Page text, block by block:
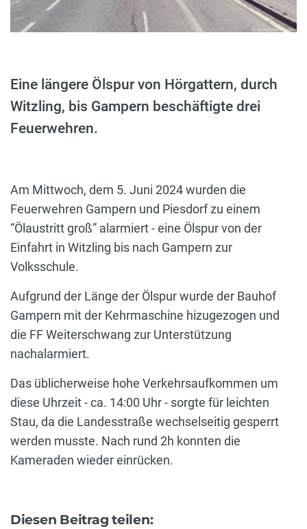
Eine längere Ölspur von Hörgattern, durch
Witzling, bis Gampern beschäftigte drei
Feuerwehren.
Am Mittwoch, dem 5. Juni 2024 wurden die
Feuerwehren Gampern und Piesdorf zu einem
“Ölaustritt groß” alarmiert - eine Ölspur von der
Einfahrt in Witzling bis nach Gampern zur
Volksschule.
Aufgrund der Länge der Ölspur wurde der Bauhof
Gampern mit der Kehrmaschine hizugezogen und
die FF Weiterschwang zur Unterstützung
nachalarmiert.
Das üblicherweise hohe Verkehrsaufkommen um
diese Uhrzeit - ca. 14:00 Uhr - sorgte für leichten
Stau, da die Landesstraße wechselseitig gesperrt
werden musste. Nach rund 2h konnten die
Kameraden wieder einrücken.
Diesen Beitrag teilen: